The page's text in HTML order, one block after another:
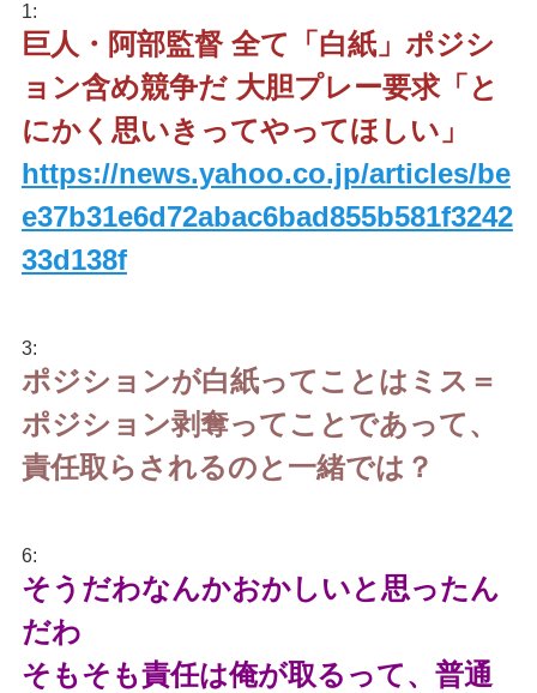
1:
巨人・阿部監督 全て「白紙」ポジシ
ョン含め競争だ 大胆プレー要求「と
にかく思いきってやってほしい」
https://news.yahoo.co.jp/articles/be
e37b31e6d72abac6bad855b581f3242
33d138f
3:
ポジションが白紙ってことはミス＝
ポジション剥奪ってことであって、
責任取らされるのと一緒では？
6:
そうだわなんかおかしいと思ったん
だわ
そもそも責任は俺が取るって、普通